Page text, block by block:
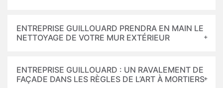
ENTREPRISE GUILLOUARD PRENDRA EN MAIN LE
NETTOYAGE DE VOTRE MUR EXTÉRIEUR
ENTREPRISE GUILLOUARD : UN RAVALEMENT DE
FAÇADE DANS LES RÈGLES DE L’ART À MORTIERS